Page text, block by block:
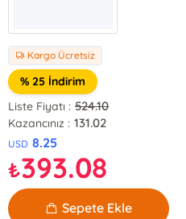
Kargo Ücretsiz
% 25 İndirim
Liste Fiyatı : 524.10
Kazancınız : 131.02
USD 8.25
₺393.08
Sepete Ekle